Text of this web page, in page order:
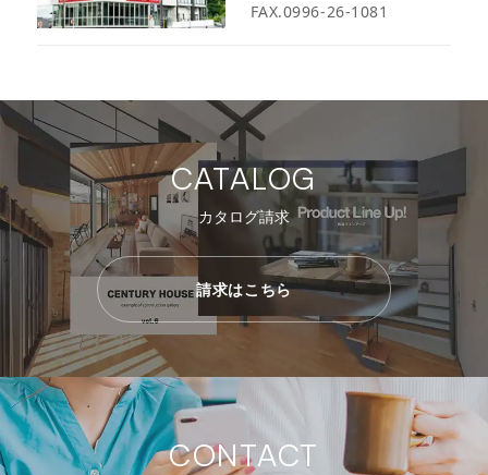
FAX.0996-26-1081
CATALOG
カタログ請求
請求はこちら
CONTACT